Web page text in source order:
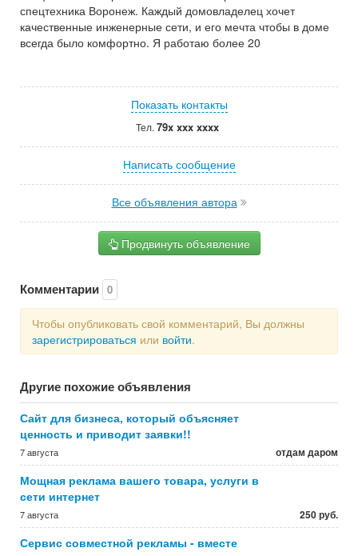
спецтехника Воронеж. Каждый домовладелец хочет
качественные инженерные сети, и его мечта чтобы в доме
всегда было комфортно. Я работаю более 20
Показать контакты
Тел. 79x xxx xxxx
Написать сообщение
Все объявления автора
Продвинуть объявление
Комментарии 0
Чтобы опубликовать свой комментарий, Вы должны
зарегистрироваться или войти.
Другие похожие объявления
Сайт для бизнеса, который объясняет
ценность и приводит заявки!!
7 августа отдам даром
Мощная реклама вашего товара, услуги в
сети интернет
7 августа 250 руб.
Сервис совместной рекламы - вместе